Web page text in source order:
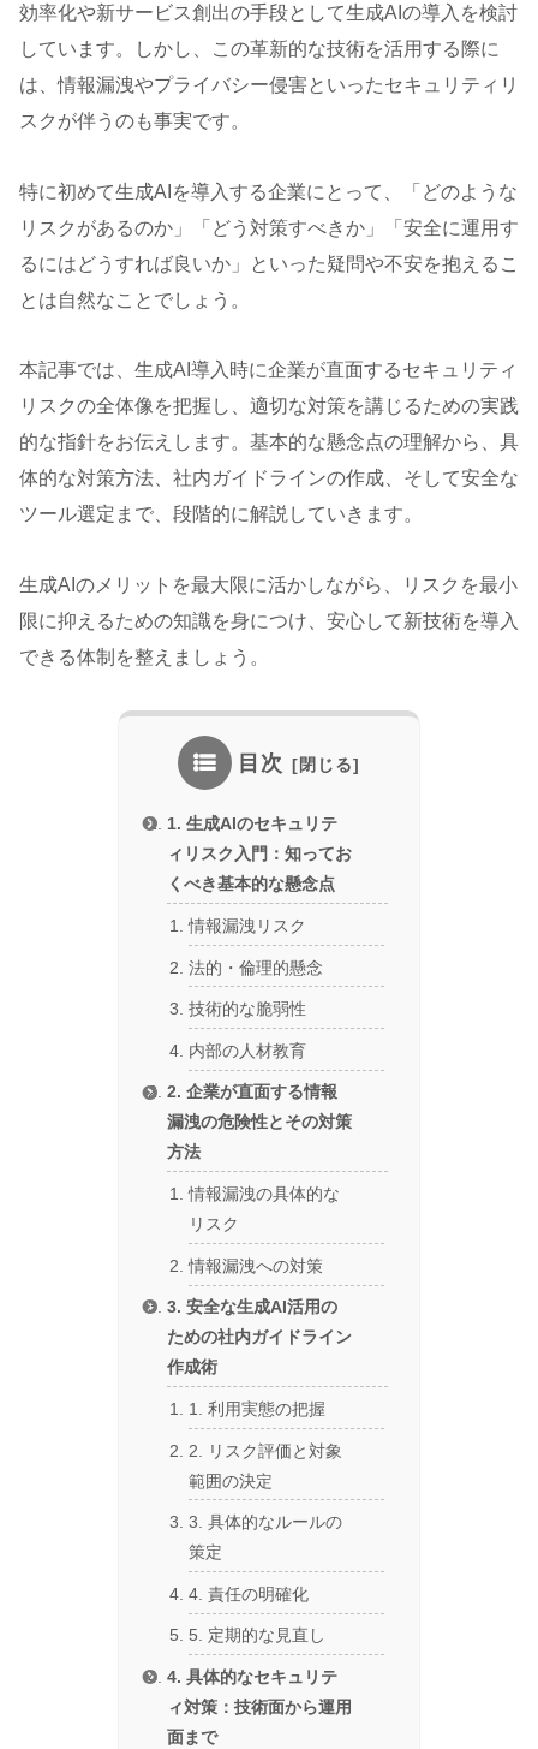
効率化や新サービス創出の手段として生成AIの導入を検討
しています。しかし、この革新的な技術を活用する際に
は、情報漏洩やプライバシー侵害といったセキュリティリ
スクが伴うのも事実です。
特に初めて生成AIを導入する企業にとって、「どのような
リスクがあるのか」「どう対策すべきか」「安全に運用す
るにはどうすれば良いか」といった疑問や不安を抱えるこ
とは自然なことでしょう。
本記事では、生成AI導入時に企業が直面するセキュリティ
リスクの全体像を把握し、適切な対策を講じるための実践
的な指針をお伝えします。基本的な懸念点の理解から、具
体的な対策方法、社内ガイドラインの作成、そして安全な
ツール選定まで、段階的に解説していきます。
生成AIのメリットを最大限に活かしながら、リスクを最小
限に抑えるための知識を身につけ、安心して新技術を導入
できる体制を整えましょう。
目次
1. 生成AIのセキュリテ
ィリスク入門：知ってお
くべき基本的な懸念点
情報漏洩リスク
法的・倫理的懸念
技術的な脆弱性
内部の人材教育
2. 企業が直面する情報
漏洩の危険性とその対策
方法
情報漏洩の具体的な
リスク
情報漏洩への対策
3. 安全な生成AI活用の
ための社内ガイドライン
作成術
1. 利用実態の把握
2. リスク評価と対象
範囲の決定
3. 具体的なルールの
策定
4. 責任の明確化
5. 定期的な見直し
4. 具体的なセキュリテ
ィ対策：技術面から運用
面まで